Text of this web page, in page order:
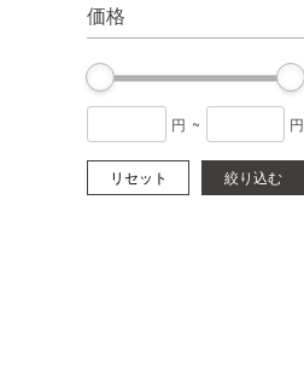
価格
円 ~ 円
リセット 絞り込む